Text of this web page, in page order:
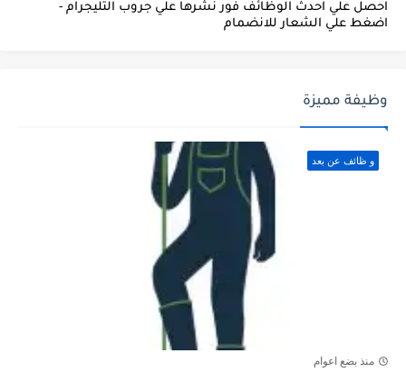
احصل علي احدث الوظائف فور نشرها علي جروب التليجرام -
اضغط علي الشعار للانضمام
وظيفة مميزة
و ظائف عن بعد
منذ بضع اعوام